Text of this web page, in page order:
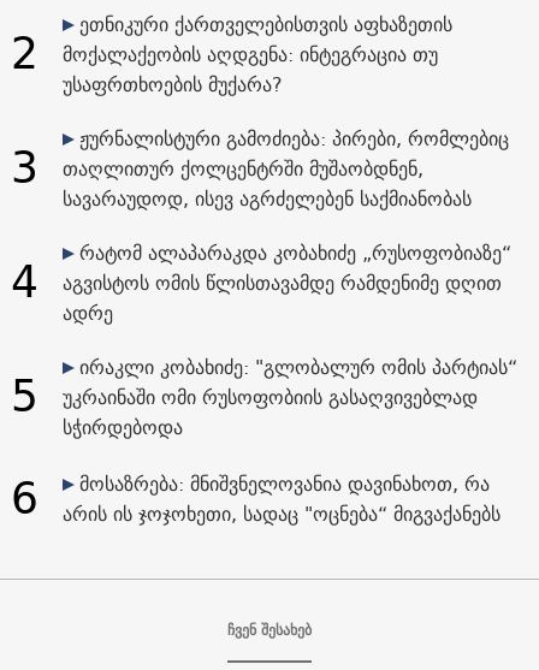
2
ეთნიკური ქართველებისთვის აფხაზეთის
მოქალაქეობის აღდგენა: ინტეგრაცია თუ
უსაფრთხოების მუქარა?
3
ჟურნალისტური გამოძიება: პირები, რომლებიც
თაღლითურ ქოლცენტრში მუშაობდნენ,
სავარაუდოდ, ისევ აგრძელებენ საქმიანობას
4
რატომ ალაპარაკდა კობახიძე „რუსოფობიაზე“
აგვისტოს ომის წლისთავამდე რამდენიმე დღით
ადრე
5
ირაკლი კობახიძე: "გლობალურ ომის პარტიას“
უკრაინაში ომი რუსოფობიის გასაღვივებლად
სჭირდებოდა
6
მოსაზრება: მნიშვნელოვანია დავინახოთ, რა
არის ის ჯოჯოხეთი, სადაც "ოცნება“ მიგვაქანებს
ჩვენ შესახებ